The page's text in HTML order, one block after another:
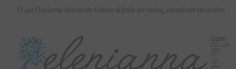
13 jaar Elenianna: bekroonde Griekse olijfolie en honing, wereldwijd verzonden